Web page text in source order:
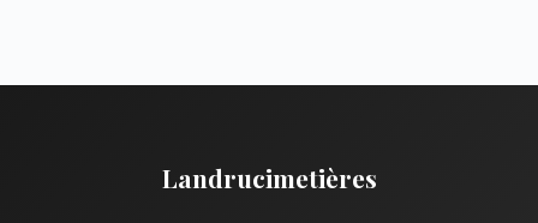
Landrucimetières